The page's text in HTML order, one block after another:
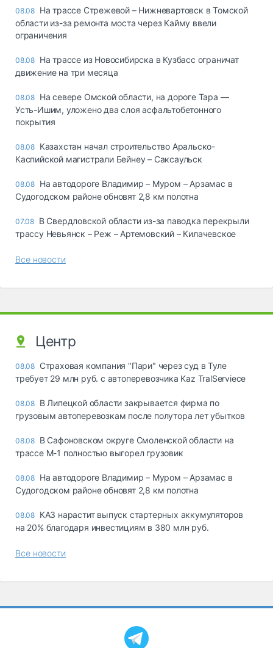
08.08 На трассе Стрежевой – Нижневартовск в Томской
области из-за ремонта моста через Кайму ввели
ограничения
08.08 На трассе из Новосибирска в Кузбасс ограничат
движение на три месяца
08.08 На севере Омской области, на дороге Тара —
Усть-Ишим, уложено два слоя асфальтобетонного
покрытия
08.08 Казахстан начал строительство Аральско-
Каспийской магистрали Бейнеу – Саксаульск
08.08 На автодороге Владимир – Муром – Арзамас в
Судогодском районе обновят 2,8 км полотна
07.08 В Свердловской области из-за паводка перекрыли
трассу Невьянск – Реж – Артемовский – Килачевское
Все новости
Центр
08.08 Страховая компания "Пари" через суд в Туле
требует 29 млн руб. с автоперевозчика Kaz TralServiece
08.08 В Липецкой области закрывается фирма по
грузовым автоперевозкам после полутора лет убытков
08.08 В Сафоновском округе Смоленской области на
трассе М-1 полностью выгорел грузовик
08.08 На автодороге Владимир – Муром – Арзамас в
Судогодском районе обновят 2,8 км полотна
08.08 КАЗ нарастит выпуск стартерных аккумуляторов
на 20% благодаря инвестициям в 380 млн руб.
Все новости